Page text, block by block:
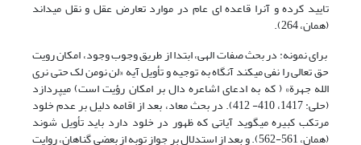
تایید کرده و آنرا قاعده ای عام در موارد تعارض عقل و نقل میداند
(همان، 264).
برای نمونه: در بحث صفات الهی، ابتدا از طریق وجوب وجود، امکان رویت
حق تعالی را نفی می‎کند آنگاه به توجیه و تأویل آیه «لن نومن لک حتی نری
الله جهرة» ( که به ادعای اشاعره دال بر امکان رؤیت است) می‎پردازد
(حلی: 1417، 410- 412). در بحث معاد، بعد از اقامه دلیل بر عدم خلود
مرتکب کبیره می‎گوید آیاتی که ظهور در خلود دارد باید تأویل شوند
(همان، 561-562). و بعد از استدلال بر جواز توبه از بعضی گناهان، روایت